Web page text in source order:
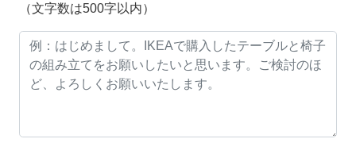
（文字数は500字以内）